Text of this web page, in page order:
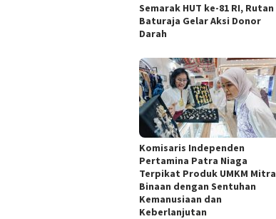
Semarak HUT ke-81 RI, Rutan
Baturaja Gelar Aksi Donor
Darah
Komisaris Independen
Pertamina Patra Niaga
Terpikat Produk UMKM Mitra
Binaan dengan Sentuhan
Kemanusiaan dan
Keberlanjutan